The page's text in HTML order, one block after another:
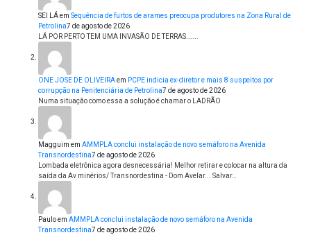
SEI LÁem Sequência de furtos de arames preocupa produtores na Zona Rural de
Petrolina7 de agosto de 2026
LÁ POR PERTO TEM UMA INVASÃO DE TERRAS......
ONE JOSE DE OLIVEIRAem PCPE indicia ex-diretor e mais 8 suspeitos por
corrupção na Penitenciária de Petrolina7 de agosto de 2026
Numa situação como essa a solução é chamar o LADRÃO
Magguim em AMMPLA conclui instalação de novo semáforo na Avenida
Transnordestina7 de agosto de 2026
Lombada eletrônica agora desnecessária! Melhor retirar e colocar na altura da
saída da Av minérios/ Transnordestina - Dom Avelar... Salvar…
Pauloem AMMPLA conclui instalação de novo semáforo na Avenida
Transnordestina7 de agosto de 2026